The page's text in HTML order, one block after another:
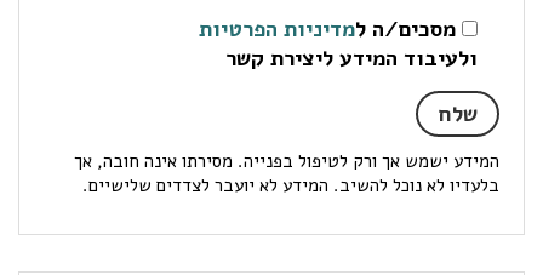
מסכים/ה למדיניות הפרטיות
ולעיבוד המידע ליצירת קשר
המידע ישמש אך ורק לטיפול בפנייה. מסירתו אינה חובה, אך
בלעדיו לא נוכל להשיב. המידע לא יועבר לצדדים שלישיים.